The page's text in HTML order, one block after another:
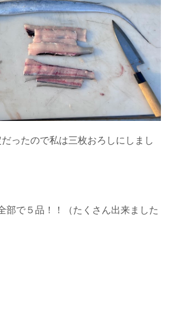
ったので私は三枚おろしにしまし
部で５品！！（たくさん出来ました